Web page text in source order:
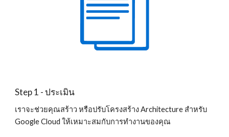
Step 1 - ประเมิน
เราจะช่วยคุณสร้าว หรือปรับโครงสร้าง Architecture สำหรับ
Google Cloud ให้เหมาะสมกับการทำงานของคุณ